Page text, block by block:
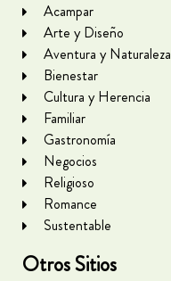
Acampar
Arte y Diseño
Aventura y Naturaleza
Bienestar
Cultura y Herencia
Familiar
Gastronomía
Negocios
Religioso
Romance
Sustentable
Otros Sitios